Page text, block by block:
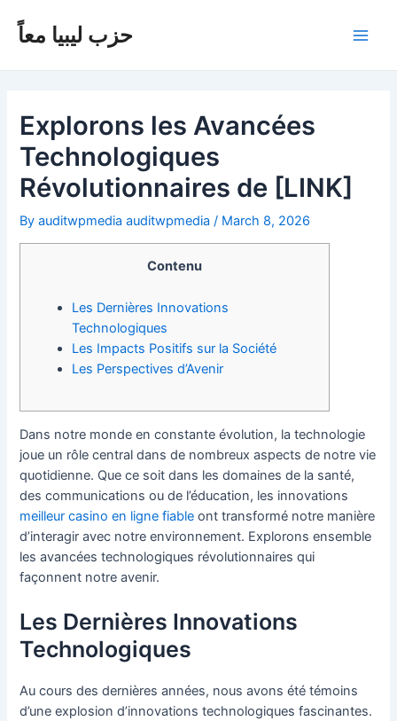
حزب ليبيا معاً
Explorons les Avancées
Technologiques
Révolutionnaires de [LINK]
Byauditwpmedia auditwpmedia/ March 8, 2026
Contenu
Les Dernières Innovations
Technologiques
Les Impacts Positifs sur la Société
Les Perspectives d’Avenir
Dans notre monde en constante évolution, la technologie
joue un rôle central dans de nombreux aspects de notre vie
quotidienne. Que ce soit dans les domaines de la santé,
des communications ou de l’éducation, les innovations
meilleur casino en ligne fiable ont transformé notre manière
d’interagir avec notre environnement. Explorons ensemble
les avancées technologiques révolutionnaires qui
façonnent notre avenir.
Les Dernières Innovations
Technologiques
Au cours des dernières années, nous avons été témoins
d’une explosion d’innovations technologiques fascinantes.
navigation